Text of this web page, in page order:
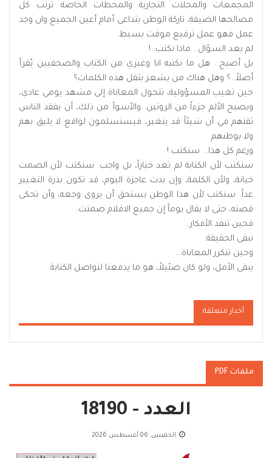
المجمعات والمحلات التجارية والمحطات الخاصة ترتب كل
مصالحها الضيقة، تاركة الوطن يتداعى أمام أعين الجميع وان وجد
عمل فهو عمل ترقيع موقت بسيط.
لم يعد السؤال.. ماذا نكتب..!
بل أصبح.. هل ما نكتبه انا وغيري من الكتاب والصحفيين يُقرأ
أصلاً..؟ وهل هناك من يشعر بثقل هذه الكلمات؟
حين تغيب المسؤولية، تتحول المعاناة إلى مشهد يومي عادي،
ويصبح الألم جزءاً من الروتين. والأسوأ من ذلك، أن يفقد الناس
ثقتهم في أن شيئاً قد يتغير، فيستسلمون لواقع لا يليق بهم
ولا بوطنهم.
ورغم كل هذا… سنكتب.!
سنكتب لأن الكتابة لم تعد خياراً، بل واجب. سنكتب لأن الصمت
خيانة، ولأن الكلمة، وإن بدت عاجزة اليوم، قد تكون بذرة التغيير
غداً. سنكتب لأن هذا الوطن يستحق أن يروى وجعه، وأن تحكى
قصته، حتى لا يقال يوماً إن جميع الاقلام صمتت.
فحين تنفد الأفكار…
تبقى الحقيقة.
وحين تتكرر المعاناة…
يبقى الأمل، ولو كان ضئيلاً، هو ما يدفعنا لنواصل الكتابة.
أخبار متعلقة
ملفات PDF
العدد - 18190
الخميس, 06 أغسطس 2026